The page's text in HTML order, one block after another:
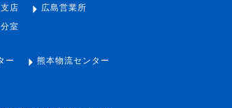
店
広島営業所
室
ー 熊本物流センター